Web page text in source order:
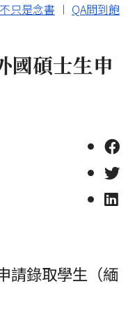
不只是念書 ︱ QA問到飽
國碩士生申
請錄取學生（緬